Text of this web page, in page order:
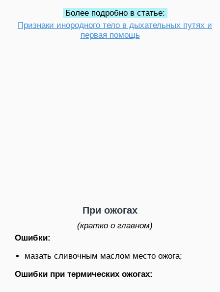
Более подробно в статье:
Признаки инородного тело в дыхательных путях и
первая помощь
При ожогах
(кратко о главном)
Ошибки:
мазать сливочным маслом место ожога;
Ошибки при термических ожогах: